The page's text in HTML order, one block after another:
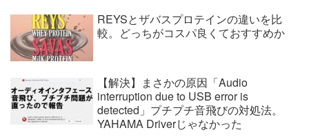
REYSとザバスプロテインの違いを比
較。どっちがコスパ良くておすすめか
【解決】まさかの原因「Audio
interruption due to USB error is
detected」プチプチ音飛びの対処法。
YAHAMA Driverじゃなかった